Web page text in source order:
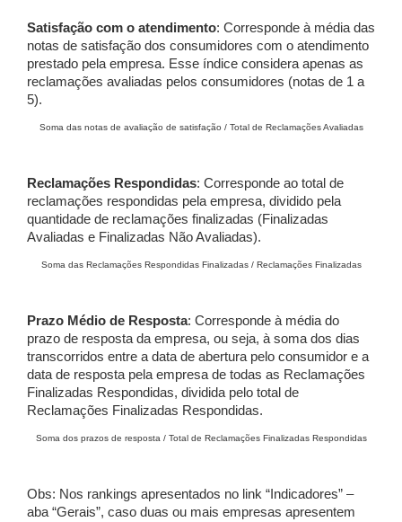
Satisfação com o atendimento: Corresponde à média das
notas de satisfação dos consumidores com o atendimento
prestado pela empresa. Esse índice considera apenas as
reclamações avaliadas pelos consumidores (notas de 1 a
5).
Soma das notas de avaliação de satisfação / Total de Reclamações Avaliadas
Reclamações Respondidas: Corresponde ao total de
reclamações respondidas pela empresa, dividido pela
quantidade de reclamações finalizadas (Finalizadas
Avaliadas e Finalizadas Não Avaliadas).
Soma das Reclamações Respondidas Finalizadas / Reclamações Finalizadas
Prazo Médio de Resposta: Corresponde à média do
prazo de resposta da empresa, ou seja, à soma dos dias
transcorridos entre a data de abertura pelo consumidor e a
data de resposta pela empresa de todas as Reclamações
Finalizadas Respondidas, dividida pelo total de
Reclamações Finalizadas Respondidas.
Soma dos prazos de resposta / Total de Reclamações Finalizadas Respondidas
Obs: Nos rankings apresentados no link “Indicadores” –
aba “Gerais”, caso duas ou mais empresas apresentem